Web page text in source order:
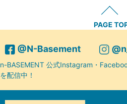
PAGE
@N-Basement
n-BASEMENT 公式Instagram・
を配信中！